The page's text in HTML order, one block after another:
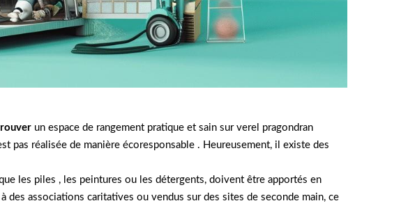
un espace de rangement pratique et sain sur verel pragondran
pas réalisée de manière écoresponsable . Heureusement, il existe des
les piles , les peintures ou les détergents, doivent être apportés en
associations caritatives ou vendus sur des sites de seconde main, ce